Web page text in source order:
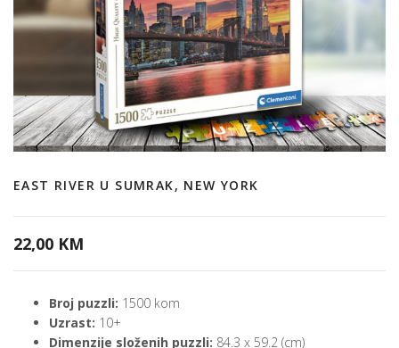
EAST RIVER U SUMRAK, NEW YORK
22,00 KM
Broj puzzli: 1500 kom
Uzrast: 10+
Dimenzije složenih puzzli: 84.3 x 59.2 (cm)